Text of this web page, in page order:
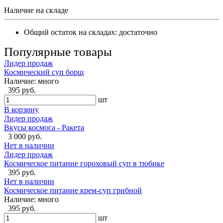
Наличие на складе
Общий остаток на складах: достаточно
Популярные товары
Лидер продаж
Космический суп борщ
Наличие: много
395 руб.
шт
В корзину
Лидер продаж
Вкусы космоса - Ракета
3 000 руб.
Нет в наличии
Лидер продаж
Космическое питание гороховый суп в тюбике
395 руб.
Нет в наличии
Космическое питание крем-суп грибной
Наличие: много
395 руб.
шт